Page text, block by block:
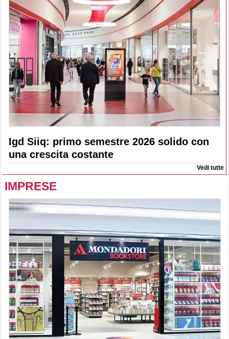
Igd Siiq: primo semestre 2026 solido con
una crescita costante
Vedi tutte
IMPRESE